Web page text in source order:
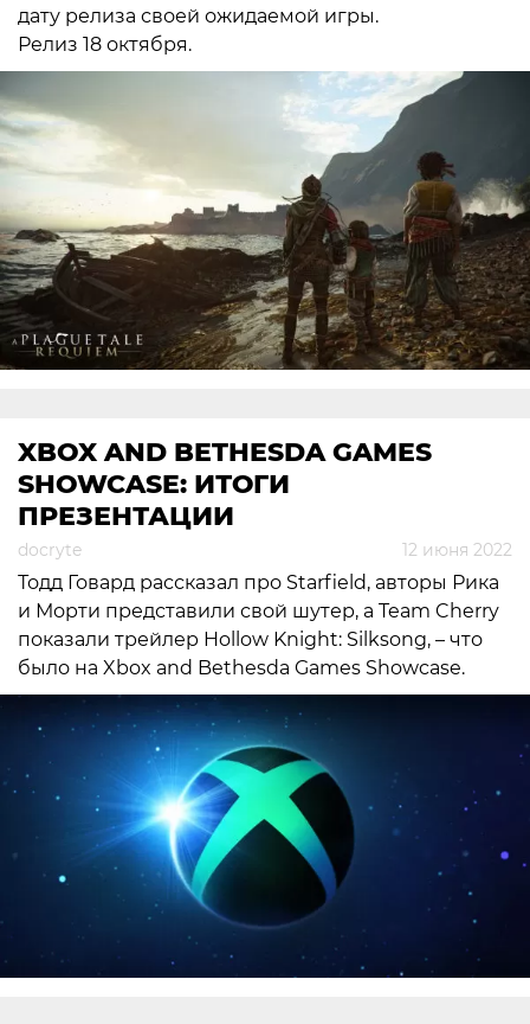
дату релиза своей ожидаемой игры.
Релиз 18 октября.
XBOX AND BETHESDA GAMES
SHOWCASE: ИТОГИ
ПРЕЗЕНТАЦИИ
docryte 12 июня 2022
Тодд Говард рассказал про Starfield, авторы Рика
и Морти представили свой шутер, а Team Cherry
показали трейлер Hollow Knight: Silksong, – что
было на Xbox and Bethesda Games Showcase.